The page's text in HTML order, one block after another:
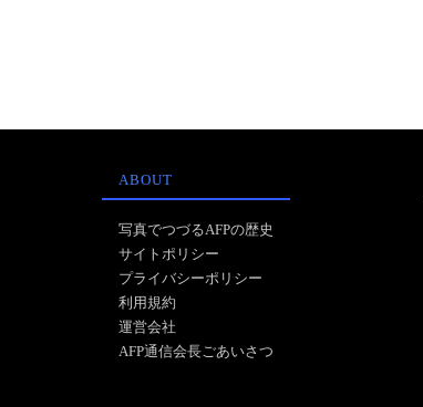
ABOUT
写真でつづるAFPの歴史
サイトポリシー
プライバシーポリシー
利用規約
運営会社
AFP通信会長ごあいさつ